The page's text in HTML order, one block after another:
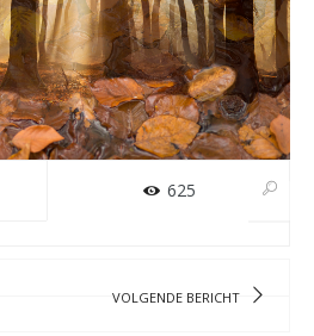
625
VOLGENDE BERICHT